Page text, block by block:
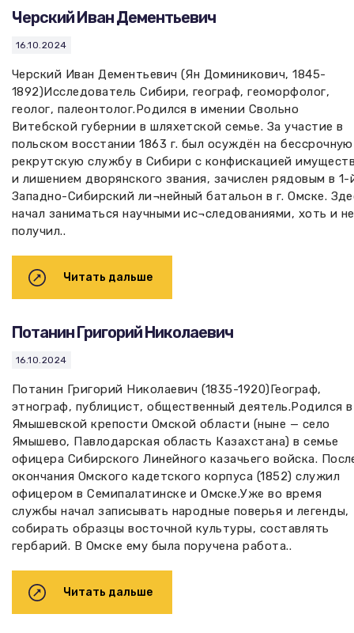
Черский Иван Дементьевич
16.10.2024
Черский Иван Дементьевич (Ян Доминикович, 1845-
1892)Исследователь Сибири, географ, геоморфолог,
геолог, палеонтолог.Родился в имении Свольно
Витебской губернии в шляхетской семье. За участие в
польском восстании 1863 г. был осуждён на бессрочную
рекрутскую службу в Сибири с конфискацией
и лишением дворянского звания, зачислен рядовым в 1-
Западно-Сибирский ли¬нейный батальон в г. Омске.
начал заниматься научными ис¬следованиями, хоть и не
получил..
Читать дальше
Потанин Григорий Николаевич
16.10.2024
Потанин Григорий Николаевич (1835-1920)Географ,
этнограф, публицист, общественный деятель.Родился в
Ямышевской крепости Омской области (ныне — село
Ямышево, Павлодарская область Казахстана) в семье
офицера Сибирского Линейного казачьего войска.
окончания Омского кадетского корпуса (1852) служил
офицером в Семипалатинске и Омске.Уже во время
службы начал записывать народные поверья и легенды,
собирать образцы восточной культуры, составлять
гербарий. В Омске ему была поручена работа..
Читать дальше